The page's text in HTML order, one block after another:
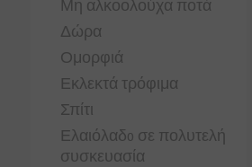
Μη αλκοολούχα ποτά
Δώρα
Ομορφιά
Εκλεκτά τρόφιμα
Σπίτι
Ελαιόλαδo σε πολυτελή
συσκευασία